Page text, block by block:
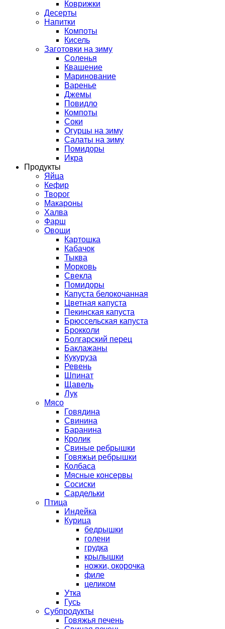
Коврижки
Десерты
Напитки
Компоты
Кисель
Заготовки на зиму
Соленья
Квашение
Маринование
Варенье
Джемы
Повидло
Компоты
Соки
Огурцы на зиму
Салаты на зиму
Помидоры
Икра
Продукты
Яйца
Кефир
Творог
Макароны
Халва
Фарш
Овощи
Картошка
Кабачок
Тыква
Морковь
Свекла
Помидоры
Капуста белокочанная
Цветная капуста
Пекинская капуста
Брюссельская капуста
Брокколи
Болгарский перец
Баклажаны
Кукуруза
Ревень
Шпинат
Щавель
Лук
Мясо
Говядина
Свинина
Баранина
Кролик
Свиные ребрышки
Говяжьи ребрышки
Колбаса
Мясные консервы
Сосиски
Сардельки
Птица
Индейка
Курица
бедрышки
голени
грудка
крылышки
ножки, окорочка
филе
целиком
Утка
Гусь
Субпродукты
Говяжья печень